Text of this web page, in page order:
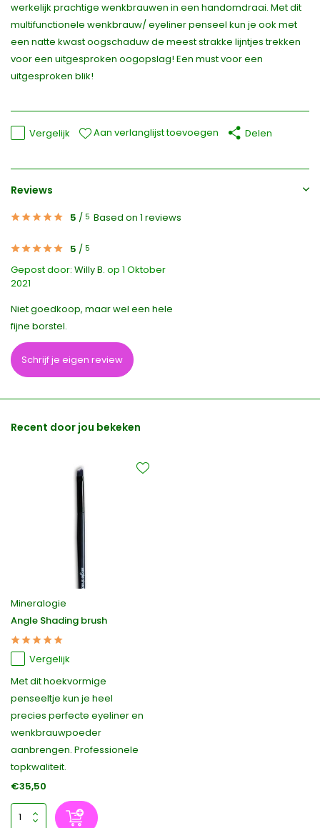
werkelijk prachtige wenkbrauwen in een handomdraai. Met dit
multifunctionele wenkbrauw/ eyeliner penseel kun je ook met
een natte kwast oogschaduw de meest strakke lijntjes trekken
voor een uitgesproken oogopslag! Een must voor een
uitgesproken blik!
Vergelijk Aan verlanglijst toevoegen Delen
Reviews
5 / 5 Based on 1 reviews
5 / 5
Gepost door: Willy B. op 1 Oktober
2021
Niet goedkoop, maar wel een hele
fijne borstel.
Schrijf je eigen review
Recent door jou bekeken
Mineralogie
Angle Shading brush
Vergelijk
Met dit hoekvormige
penseeltje kun je heel
precies perfecte eyeliner en
wenkbrauwpoeder
aanbrengen. Professionele
topkwaliteit.
€35,50